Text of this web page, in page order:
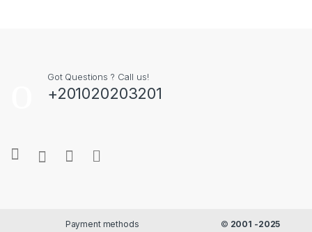
Got Questions ? Call us!
+201020203201
Payment methods © 2001 -2025